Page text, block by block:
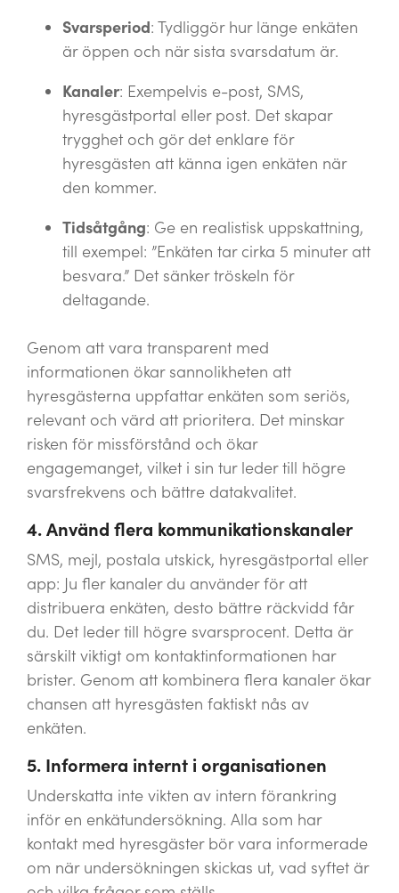
Svarsperiod: Tydliggör hur länge enkäten
är öppen och när sista svarsdatum är.
Kanaler: Exempelvis e-post, SMS,
hyresgästportal eller post. Det skapar
trygghet och gör det enklare för
hyresgästen att känna igen enkäten när
den kommer.
Tidsåtgång: Ge en realistisk uppskattning,
till exempel: ”Enkäten tar cirka 5 minuter att
besvara.” Det sänker tröskeln för
deltagande.
Genom att vara transparent med
informationen ökar sannolikheten att
hyresgästerna uppfattar enkäten som seriös,
relevant och värd att prioritera. Det minskar
risken för missförstånd och ökar
engagemanget, vilket i sin tur leder till högre
svarsfrekvens och bättre datakvalitet.
4. Använd flera kommunikationskanaler
SMS, mejl, postala utskick, hyresgästportal eller
app: Ju fler kanaler du använder för att
distribuera enkäten, desto bättre räckvidd får
du. Det leder till högre svarsprocent. Detta är
särskilt viktigt om kontaktinformationen har
brister. Genom att kombinera flera kanaler ökar
chansen att hyresgästen faktiskt nås av
enkäten.
5. Informera internt i organisationen
Underskatta inte vikten av intern förankring
inför en enkätundersökning. Alla som har
kontakt med hyresgäster bör vara informerade
om när undersökningen skickas ut, vad syftet är